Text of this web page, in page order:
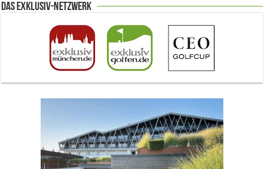
Das Exklusiv-Netzwerk